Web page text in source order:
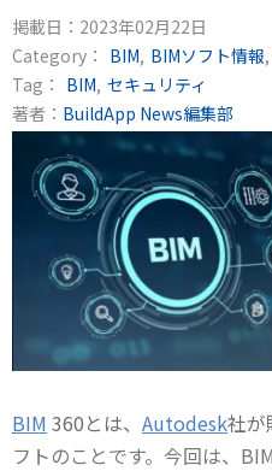
掲載日： 2023年02月22日
Category： BIM BIMソフト情報
Tag： BIM セキュリティ
著者： BuildApp News編集部
BIM 360とは、 Autodesk社が
フトのことです。今回は、